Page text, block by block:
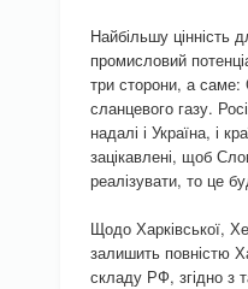
Найбільшу цінність
промисловий
три сторони, а саме:
сланцевого газу.
надалі і Україна, і
зацікавлені, щоб
реалізувати, то це
Щодо Харківської,
залишить повністю
складу РФ, згідно з